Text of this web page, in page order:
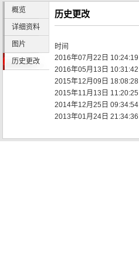
概览
详细资料
图片
历史更改
历史更改
时间
2016年07月22日 10:24:19
2016年05月13日 10:31:42
2015年12月09日 18:08:28
2015年11月13日 11:20:25
2014年12月25日 09:34:54
2013年01月24日 21:34:36